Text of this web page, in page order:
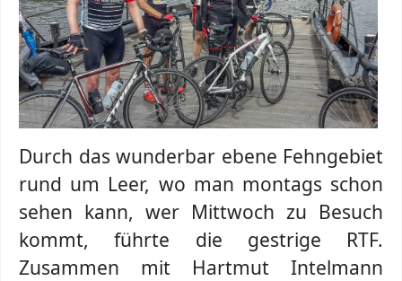
Durch das wunderbar ebene Fehngebiet
rund um Leer, wo man montags schon
sehen kann, wer Mittwoch zu Besuch
kommt, führte die gestrige RTF.
Zusammen mit Hartmut Intelmann